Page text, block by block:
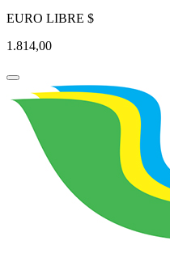
EURO LIBRE $
1.814,00